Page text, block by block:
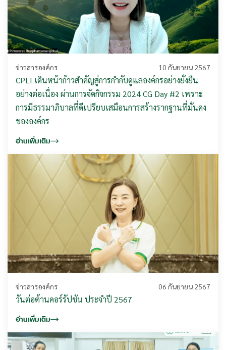
ข่าวสารองค์กร 10 กันยายน 2567
CPLI เดินหน้าก้าวสำคัญสู่การกำกับดูแลองค์กรอย่างยั่งยืน
อย่างต่อเนื่อง ผ่านการจัดกิจกรรม 2024 CG Day #2 เพราะ
การมีธรรมาภิบาลที่ดีเปรียบเสมือนการสร้างรากฐานที่มั่นคง
ขององค์กร
อ่านเพิ่มเติม
ข่าวสารองค์กร 06 กันยายน 2567
วันต่อต้านคอร์รัปชัน ประจำปี 2567
อ่านเพิ่มเติม